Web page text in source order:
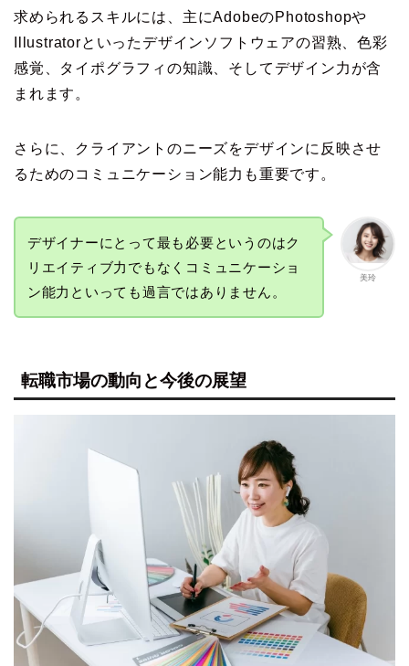
求められるスキルには、主にAdobeのPhotoshopや
Illustratorといったデザインソフトウェアの習熟、色彩
感覚、タイポグラフィの知識、そしてデザイン力が含
まれます。
さらに、クライアントのニーズをデザインに反映させ
るためのコミュニケーション能力も重要です。
美玲
デザイナーにとって最も必要というのはク
リエイティブ力でもなくコミュニケーショ
ン能力といっても過言ではありません。
転職市場の動向と今後の展望